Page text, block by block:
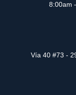
8:00am
Vía 40 #73 -